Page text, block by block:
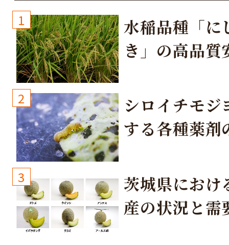
1
水稲品種「に
き」の高品質
2
シロイチモジ
する各種薬剤
3
茨城県におけ
産の状況と需